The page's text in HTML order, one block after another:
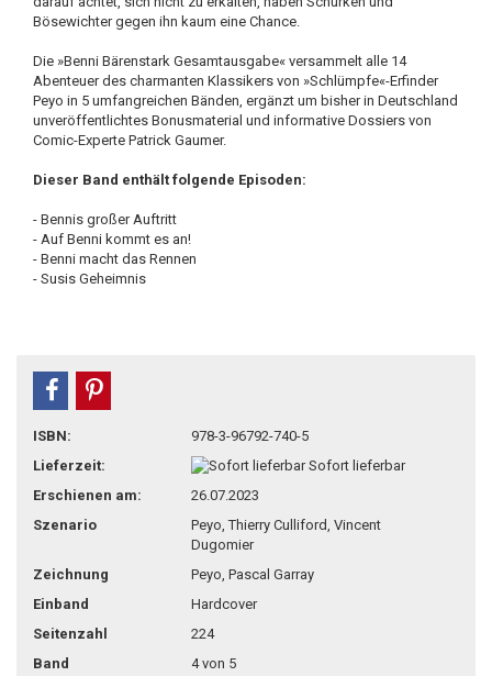
Bösewichter gegen ihn kaum eine Chance.
Die »Benni Bärenstark Gesamtausgabe« versammelt alle 14
Abenteuer des charmanten Klassikers von »Schlümpfe«-Erfinder
Peyo in 5 umfangreichen Bänden, ergänzt um bisher in Deutschland
unveröffentlichtes Bonusmaterial und informative Dossiers von
Comic-Experte Patrick Gaumer.
Dieser Band enthält folgende Episoden:
- Bennis großer Auftritt
- Auf Benni kommt es an!
- Benni macht das Rennen
- Susis Geheimnis
teilen
ISBN:
978-3-96792-740-5
Lieferzeit:
Sofort lieferbar
Erschienen am:
26.07.2023
Szenario
Peyo, Thierry Culliford, Vincent
Dugomier
Zeichnung
Peyo, Pascal Garray
Einband
Hardcover
Seitenzahl
224
Band
4 von 5